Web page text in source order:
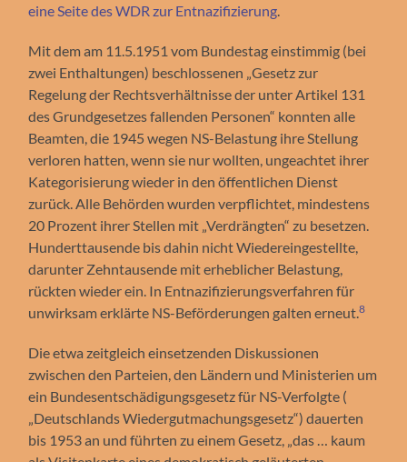
eine Seite des WDR zur Entnazifizierung
Mit dem am 11.5.1951 vom Bundestag einstimmig (bei
zwei Enthaltungen) beschlossenen „Gesetz zur
Regelung der Rechtsverhältnisse der unter Artikel 131
des Grundgesetzes fallenden Personen“ konnten alle
Beamten, die 1945 wegen NS-Belastung ihre Stellung
verloren hatten, wenn sie nur wollten, ungeachtet ihrer
Kategorisierung wieder in den öffentlichen Dienst
zurück. Alle Behörden wurden verpflichtet, mindestens
20 Prozent ihrer Stellen mit „Verdrängten“ zu besetzen.
Hunderttausende bis dahin nicht Wiedereingestellte,
darunter Zehntausende mit erheblicher Belastung,
rückten wieder ein. In Entnazifizierungsverfahren für
unwirksam erklärte NS-Beförderungen galten erneut.8
Die etwa zeitgleich einsetzenden Diskussionen
zwischen den Parteien, den Ländern und Ministerien um
ein Bundesentschädigungsgesetz für NS-Verfolgte (
„Deutschlands Wiedergutmachungsgesetz“) dauerten
bis 1953 an und führten zu einem Gesetz, „das … kaum